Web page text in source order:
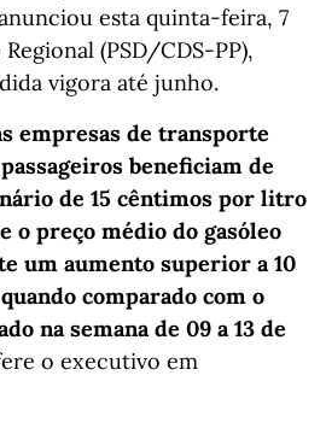
esta quinta-feira, 7
(PSD/CDS-PP),
vigora até junho.
empresas de transporte
beneficiam de
de 15 cêntimos por litro
o preço médio do gasóleo
um aumento superior a 10
comparado com o
na semana de 09 a 13 de
o executivo em